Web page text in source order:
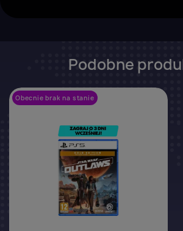
Podobne
Obecnie brak na stanie